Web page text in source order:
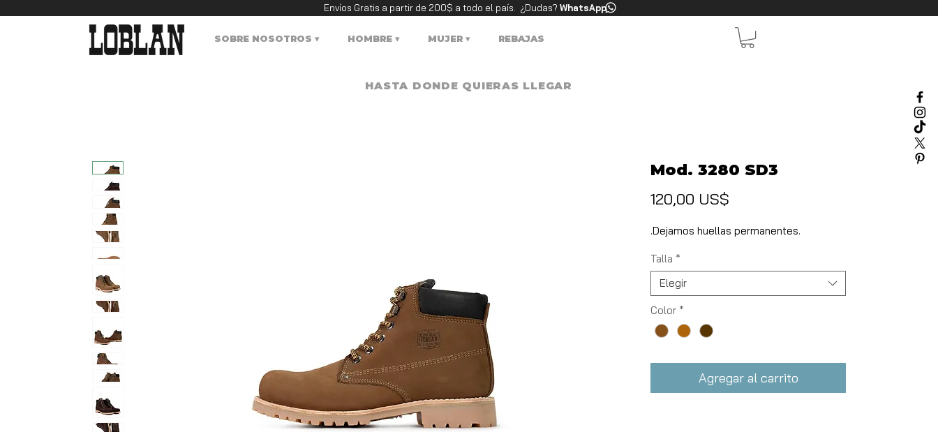
Envíos Gratis a partir de 200$ a todo el país. ¿Dudas? WhatsApp
SOBRE NOSOT‍ROS ▾‍‍‍‍‍‍ HOMBRE ▾ MUJER ▾ REBAJAS
HASTA DONDE QUIERAS LLEGAR
Mod. 3280 SD3
120,00 US$
.Dejamos huellas permanentes.
Talla *
Elegir
Color *
Agregar al carrito